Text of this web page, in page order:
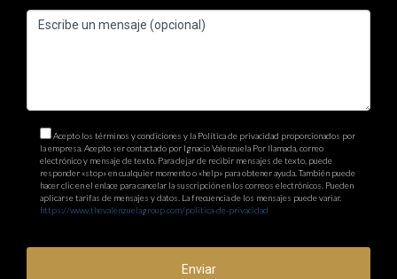
Acepto los términos y condiciones y la Política de privacidad proporcionados por
la empresa. Acepto ser contactado por Ignacio Valenzuela Por llamada, correo
electrónico y mensaje de texto. Para dejar de recibir mensajes de texto, puede
responder «stop» en cualquier momento o «help» para obtener ayuda. También puede
hacer clic en el enlace para cancelar la suscripción en los correos electrónicos. Pueden
aplicarse tarifas de mensajes y datos. La frecuencia de los mensajes puede variar.
https://www.thevalenzuelagroup.com/politica-de-privacidad
Enviar